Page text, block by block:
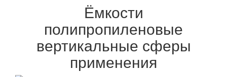
Ёмкости
полипропиленовые
вертикальные сферы
применения